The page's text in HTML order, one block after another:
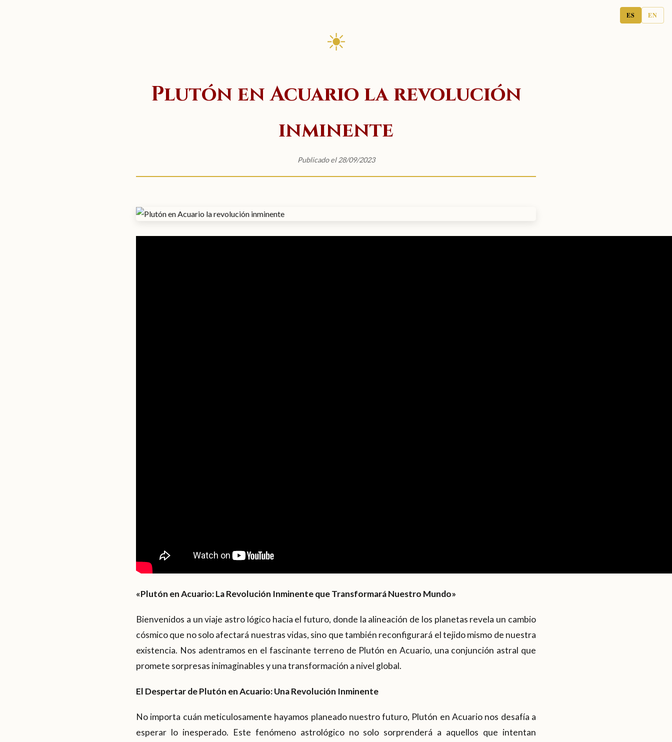
ES EN
☀
Plutón en Acuario la revolución
inminente
Publicado el 28/09/2023
«Plutón en Acuario: La Revolución Inminente que Transformará Nuestro Mundo»
Bienvenidos a un viaje astro lógico hacia el futuro, donde la alineación de los planetas revela un cambio
cósmico que no solo afectará nuestras vidas, sino que también reconfigurará el tejido mismo de nuestra
existencia. Nos adentramos en el fascinante terreno de Plutón en Acuario, una conjunción astral que
promete sorpresas inimaginables y una transformación a nivel global.
El Despertar de Plutón en Acuario: Una Revolución Inminente
No importa cuán meticulosamente hayamos planeado nuestro futuro, Plutón en Acuario nos desafía a
esperar lo inesperado. Este fenómeno astrológico no solo sorprenderá a aquellos que intentan